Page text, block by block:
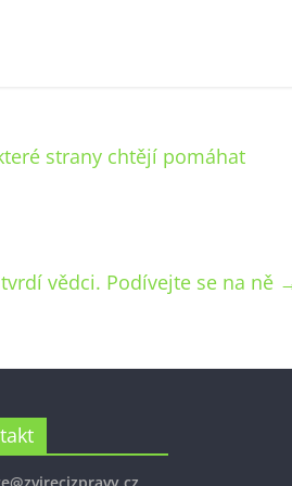
strany chtějí pomáhat
vědci. Podívejte se na ně